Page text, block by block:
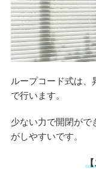
ループコード式は、
で行います。
少ない力で開閉がで
がしやすいです。
【